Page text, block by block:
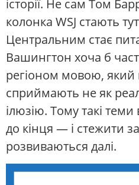
історії. Не сам Том
колонка WSJ стають
Центральним стає
Вашингтон хоча б
регіоном мовою, який
сприймають не як
ілюзію. Тому такі
до кінця — і стежити
розвиваються далі.